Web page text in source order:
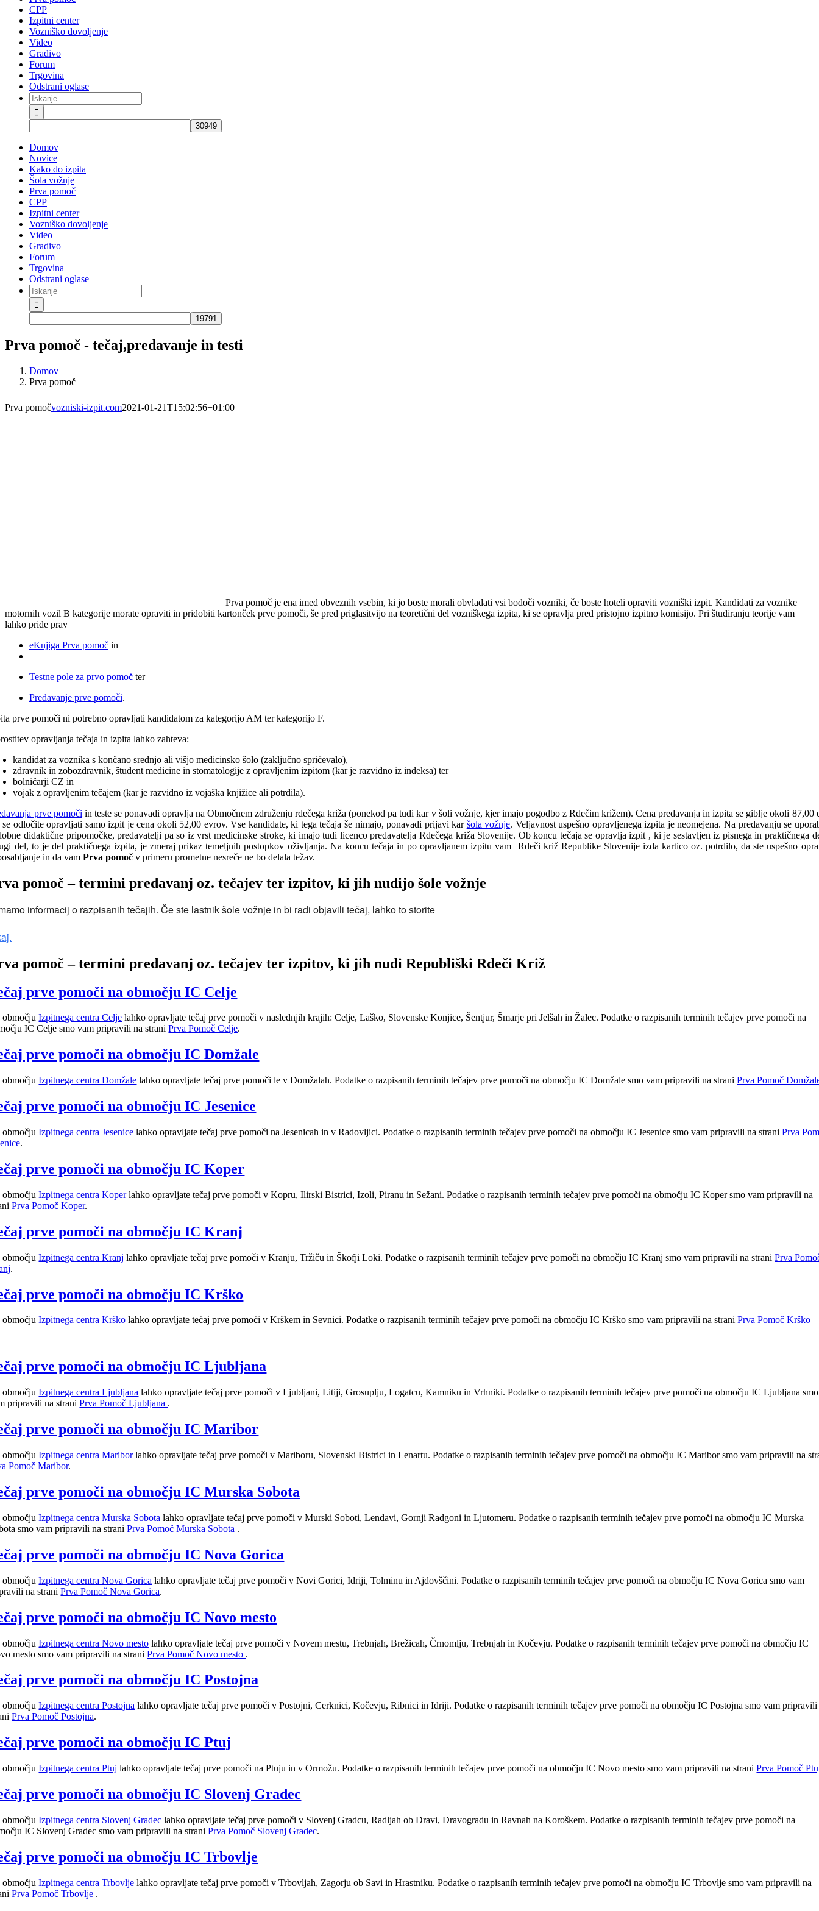
CPP
Izpitni center
Vozniško dovoljenje
Video
Gradivo
Forum
Trgovina
Odstrani oglase
Iskanje
za:
Domov
Novice
Kako do izpita
Šola vožnje
Prva pomoč
CPP
Izpitni center
Vozniško dovoljenje
Video
Gradivo
Forum
Trgovina
Odstrani oglase
Iskanje
za:
Prva pomoč - tečaj,predavanje in testi
Domov
Prva pomoč
Prva pomočvozniski-izpit.com2021-01-21T15:02:56+01:00
Prva pomoč je ena imed obveznih vsebin, ki jo boste morali obvladati vsi bodoči vozniki, če boste hoteli opraviti vozniški izpit. Kandidati za voznike
motornih vozil B kategorije morate opraviti in pridobiti kartonček prve pomoči, še pred priglasitvijo na teoretični del vozniškega izpita, ki se opravlja pred pristojno izpitno komisijo. Pri študiranju teorije vam
lahko pride prav
eKnjiga Prva pomoč in
Testne pole za prvo pomoč ter
Predavanje prve pomoči.
prve pomoči ni potrebno opravljati kandidatom za kategorijo AM ter kategorijo F.
opravljanja tečaja in izpita lahko zahteva:
kandidat za voznika s končano srednjo ali višjo medicinsko šolo (zaključno spričevalo),
zdravnik in zobozdravnik, študent medicine in stomatologije z opravljenim izpitom (kar je razvidno iz indeksa) ter
bolničarji CZ in
vojak z opravljenim tečajem (kar je razvidno iz vojaška knjižice ali potrdila).
prve pomoči in teste se ponavadi opravlja na Območnem združenju rdečega križa (ponekod pa tudi kar v šoli vožnje, kjer imajo pogodbo z Rdečim križem). Cena predavanja in izpita se giblje okoli 87,00
se odločite opravljati samo izpit je cena okoli 52,00 evrov. Vse kandidate, ki tega tečaja še nimajo, ponavadi prijavi kar šola vožnje. Veljavnost uspešno opravljenega izpita je neomejena. Na predavanju se
didaktične pripomočke, predavatelji pa so iz vrst medicinske stroke, ki imajo tudi licenco predavatelja Rdečega križa Slovenije. Ob koncu tečaja se opravlja izpit , ki je sestavljen iz pisnega in praktičnega
del, to je del praktičnega izpita, je zmeraj prikaz temeljnih postopkov oživljanja. Na koncu tečaja in po opravljanem izpitu vam Rdeči križ Republike Slovenije izda kartico oz. potrdilo, da ste uspešno
in da vamPrva pomoč v primeru prometne nesreče ne bo delala težav.
pomoč – termini predavanj oz. tečajev ter izpitov, ki jih nudijo šole vožnje
informacij o razpisanih tečajih. Če ste lastnik šole vožnje in bi radi objavili tečaj, lahko to storite
pomoč – termini predavanj oz. tečajev ter izpitov, ki jih nudi Republiški Rdeči Križ
prve pomoči na območju IC Celje
območjuIzpitnega centra Celje lahko opravljate tečaj prve pomoči v naslednjih krajih: Celje, Laško, Slovenske Konjice, Šentjur, Šmarje pri Jelšah in Žalec. Podatke o razpisanih terminih tečajev prve pomoči na
IC Celje smo vam pripravili na straniPrva Pomoč Celje.
prve pomoči na območju IC Domžale
območjuIzpitnega centra Domžale lahko opravljate tečaj prve pomoči le v Domžalah. Podatke o razpisanih terminih tečajev prve pomoči na območju IC Domžale smo vam pripravili na straniPrva Pomoč
prve pomoči na območju IC Jesenice
območjuIzpitnega centra Jesenice lahko opravljate tečaj prve pomoči na Jesenicah in v Radovljici. Podatke o razpisanih terminih tečajev prve pomoči na območju IC Jesenice smo vam pripravili na straniPrva
.
prve pomoči na območju IC Koper
območjuIzpitnega centra Koperlahko opravljate tečaj prve pomoči v Kopru, Ilirski Bistrici, Izoli, Piranu in Sežani. Podatke o razpisanih terminih tečajev prve pomoči na območju IC Koper smo vam pripravili na
Prva Pomoč Koper.
prve pomoči na območju IC Kranj
območjuIzpitnega centra Kranj lahko opravljate tečaj prve pomoči v Kranju, Tržiču in Škofji Loki. Podatke o razpisanih terminih tečajev prve pomoči na območju IC Kranj smo vam pripravili na straniPrva
.
prve pomoči na območju IC Krško
območjuIzpitnega centra Krško lahko opravljate tečaj prve pomoči v Krškem in Sevnici. Podatke o razpisanih terminih tečajev prve pomoči na območju IC Krško smo vam pripravili na straniPrva Pomoč Krško
prve pomoči na območju IC Ljubljana
območjuIzpitnega centra Ljubljana lahko opravljate tečaj prve pomoči v Ljubljani, Litiji, Grosuplju, Logatcu, Kamniku in Vrhniki. Podatke o razpisanih terminih tečajev prve pomoči na območju IC Ljubljana smo
pripravili na straniPrva Pomoč Ljubljana .
prve pomoči na območju IC Maribor
območjuIzpitnega centra Mariborlahko opravljate tečaj prve pomoči v Mariboru, Slovenski Bistrici in Lenartu. Podatke o razpisanih terminih tečajev prve pomoči na območju IC Maribor smo vam pripravili na
Pomoč Maribor.
prve pomoči na območju IC Murska Sobota
območjuIzpitnega centra Murska Sobota lahko opravljate tečaj prve pomoči v Murski Soboti, Lendavi, Gornji Radgoni in Ljutomeru. Podatke o razpisanih terminih tečajev prve pomoči na območju IC Murska
smo vam pripravili na straniPrva Pomoč Murska Sobota .
prve pomoči na območju IC Nova Gorica
območjuIzpitnega centra Nova Gorica lahko opravljate tečaj prve pomoči v Novi Gorici, Idriji, Tolminu in Ajdovščini. Podatke o razpisanih terminih tečajev prve pomoči na območju IC Nova Gorica smo vam
na straniPrva Pomoč Nova Gorica.
prve pomoči na območju IC Novo mesto
območjuIzpitnega centra Novo mesto lahko opravljate tečaj prve pomoči v Novem mestu, Trebnjah, Brežicah, Črnomlju, Trebnjah in Kočevju. Podatke o razpisanih terminih tečajev prve pomoči na območju IC
mesto smo vam pripravili na straniPrva Pomoč Novo mesto .
prve pomoči na območju IC Postojna
območjuIzpitnega centra Postojna lahko opravljate tečaj prve pomoči v Postojni, Cerknici, Kočevju, Ribnici in Idriji. Podatke o razpisanih terminih tečajev prve pomoči na območju IC Postojna smo vam pripravili
Prva Pomoč Postojna.
prve pomoči na območju IC Ptuj
območjuIzpitnega centra Ptuj lahko opravljate tečaj prve pomoči na Ptuju in v Ormožu. Podatke o razpisanih terminih tečajev prve pomoči na območju IC Novo mesto smo vam pripravili na straniPrva Pomoč
prve pomoči na območju IC Slovenj Gradec
območjuIzpitnega centra Slovenj Gradec lahko opravljate tečaj prve pomoči v Slovenj Gradcu, Radljah ob Dravi, Dravogradu in Ravnah na Koroškem. Podatke o razpisanih terminih tečajev prve pomoči na
IC Slovenj Gradec smo vam pripravili na straniPrva Pomoč Slovenj Gradec.
prve pomoči na območju IC Trbovlje
območjuIzpitnega centra Trbovlje lahko opravljate tečaj prve pomoči v Trbovljah, Zagorju ob Savi in Hrastniku. Podatke o razpisanih terminih tečajev prve pomoči na območju IC Trbovlje smo vam pripravili na
Prva Pomoč Trbovlje .